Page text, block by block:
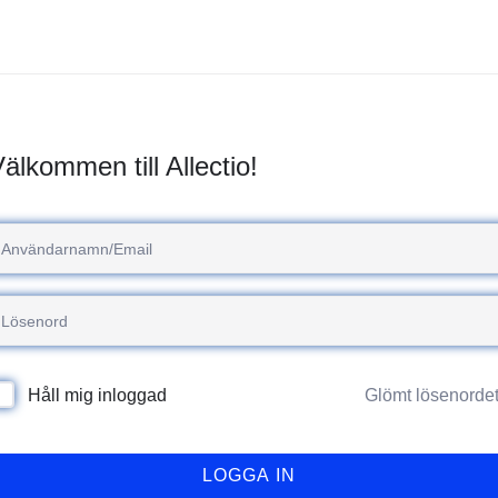
till Allectio!
Håll mig inloggad Glömt
LOGGA IN